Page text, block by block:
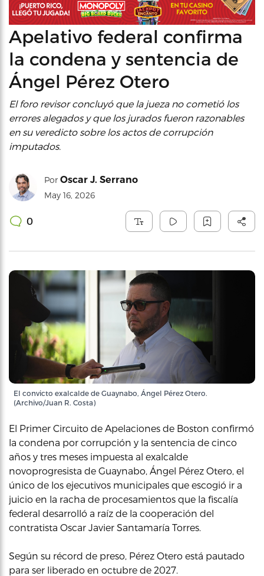
Apelativo federal confirma
la condena y sentencia de
Ángel Pérez Otero
El foro revisor concluyó que la jueza no cometió los
errores alegados y que los jurados fueron razonables
en su veredicto sobre los actos de corrupción
imputados.
Por Oscar J. Serrano
May 16, 2026
0
El convicto exalcalde de Guaynabo, Ángel Pérez Otero.
(Archivo/Juan R. Costa)
El Primer Circuito de Apelaciones de Boston confirmó
la condena por corrupción y la sentencia de cinco
años y tres meses impuesta al exalcalde
novoprogresista de Guaynabo, Ángel Pérez Otero, el
único de los ejecutivos municipales que escogió ir a
juicio en la racha de procesamientos que la fiscalía
federal desarrolló a raíz de la cooperación del
contratista Oscar Javier Santamaría Torres.
Según su récord de preso, Pérez Otero está pautado
para ser liberado en octubre de 2027.